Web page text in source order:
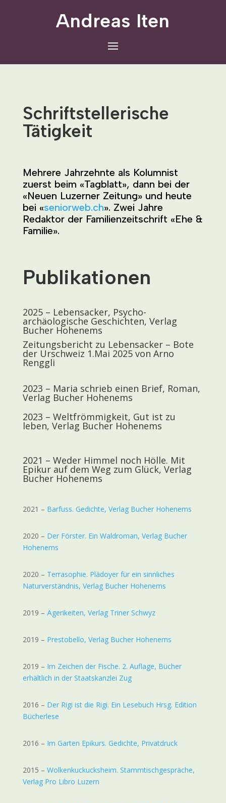
Andreas Iten
Schriftstellerische
Tätigkeit
Mehrere Jahrzehnte als Kolumnist
zuerst beim «Tagblatt», dann bei der
«Neuen Luzerner Zeitung» und heute
bei «seniorweb.ch». Zwei Jahre
Redaktor der Familienzeitschrift «Ehe &
Familie».
Publikationen
2025 – Lebensacker, Psycho-
archäologische Geschichten, Verlag
Bucher Hohenems
Zeitungsbericht zu Lebensacker – Bote
der Urschweiz 1.Mai 2025 von Arno
Renggli
2023 – Maria schrieb einen Brief, Roman,
Verlag Bucher Hohenems
2023 – Weltfrömmigkeit, Gut ist zu
leben, Verlag Bucher Hohenems
2021 – Weder Himmel noch Hölle. Mit
Epikur auf dem Weg zum Glück, Verlag
Bucher Hohenems
2021 – Barfuss. Gedichte, Verlag Bucher Hohenems
2020 – Der Förster. Ein Waldroman, Verlag Bucher
Hohenems
2020 – Terrasophie. Plädoyer für ein sinnliches
Naturverständnis, Verlag Bucher Hohenems
2019 – Ägerikeiten, Verlag Triner Schwyz
2019 – Prestobello, Verlag Bucher Hohenems
2019 – Im Zeichen der Fische. 2. Auflage, Bücher
erhältlich in der Staatskanzlei Zug
2016 – Der Rigi ist die Rigi. Ein Lesebuch Hrsg. Edition
Bücherlese
2016 – Im Garten Epikurs. Gedichte, Privatdruck
2015 – Wolkenkuckucksheim. Stammtischgespräche,
Verlag Pro Libro Luzern